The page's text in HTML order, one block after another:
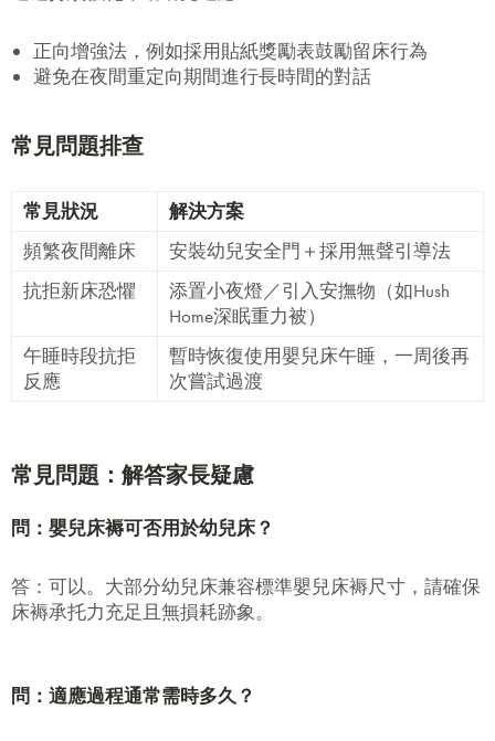
正向增強法，例如採用貼紙獎勵表鼓勵留床行為
避免在夜間重定向期間進行長時間的對話
常見問題排查
常見狀況
解決方案
頻繁夜間離床
安裝幼兒安全門＋採用無聲引導法
抗拒新床恐懼
添置小夜燈／引入安撫物（如Hush
Home深眠重力被）
午睡時段抗拒
反應
暫時恢復使用嬰兒床午睡，一周後再
次嘗試過渡
常見問題：解答家長疑慮
問：嬰兒床褥可否用於幼兒床？
答：可以。大部分幼兒床兼容標準嬰兒床褥尺寸，請確保
床褥承托力充足且無損耗跡象。
問：適應過程通常需時多久？
賞你床褥&床架$1000優